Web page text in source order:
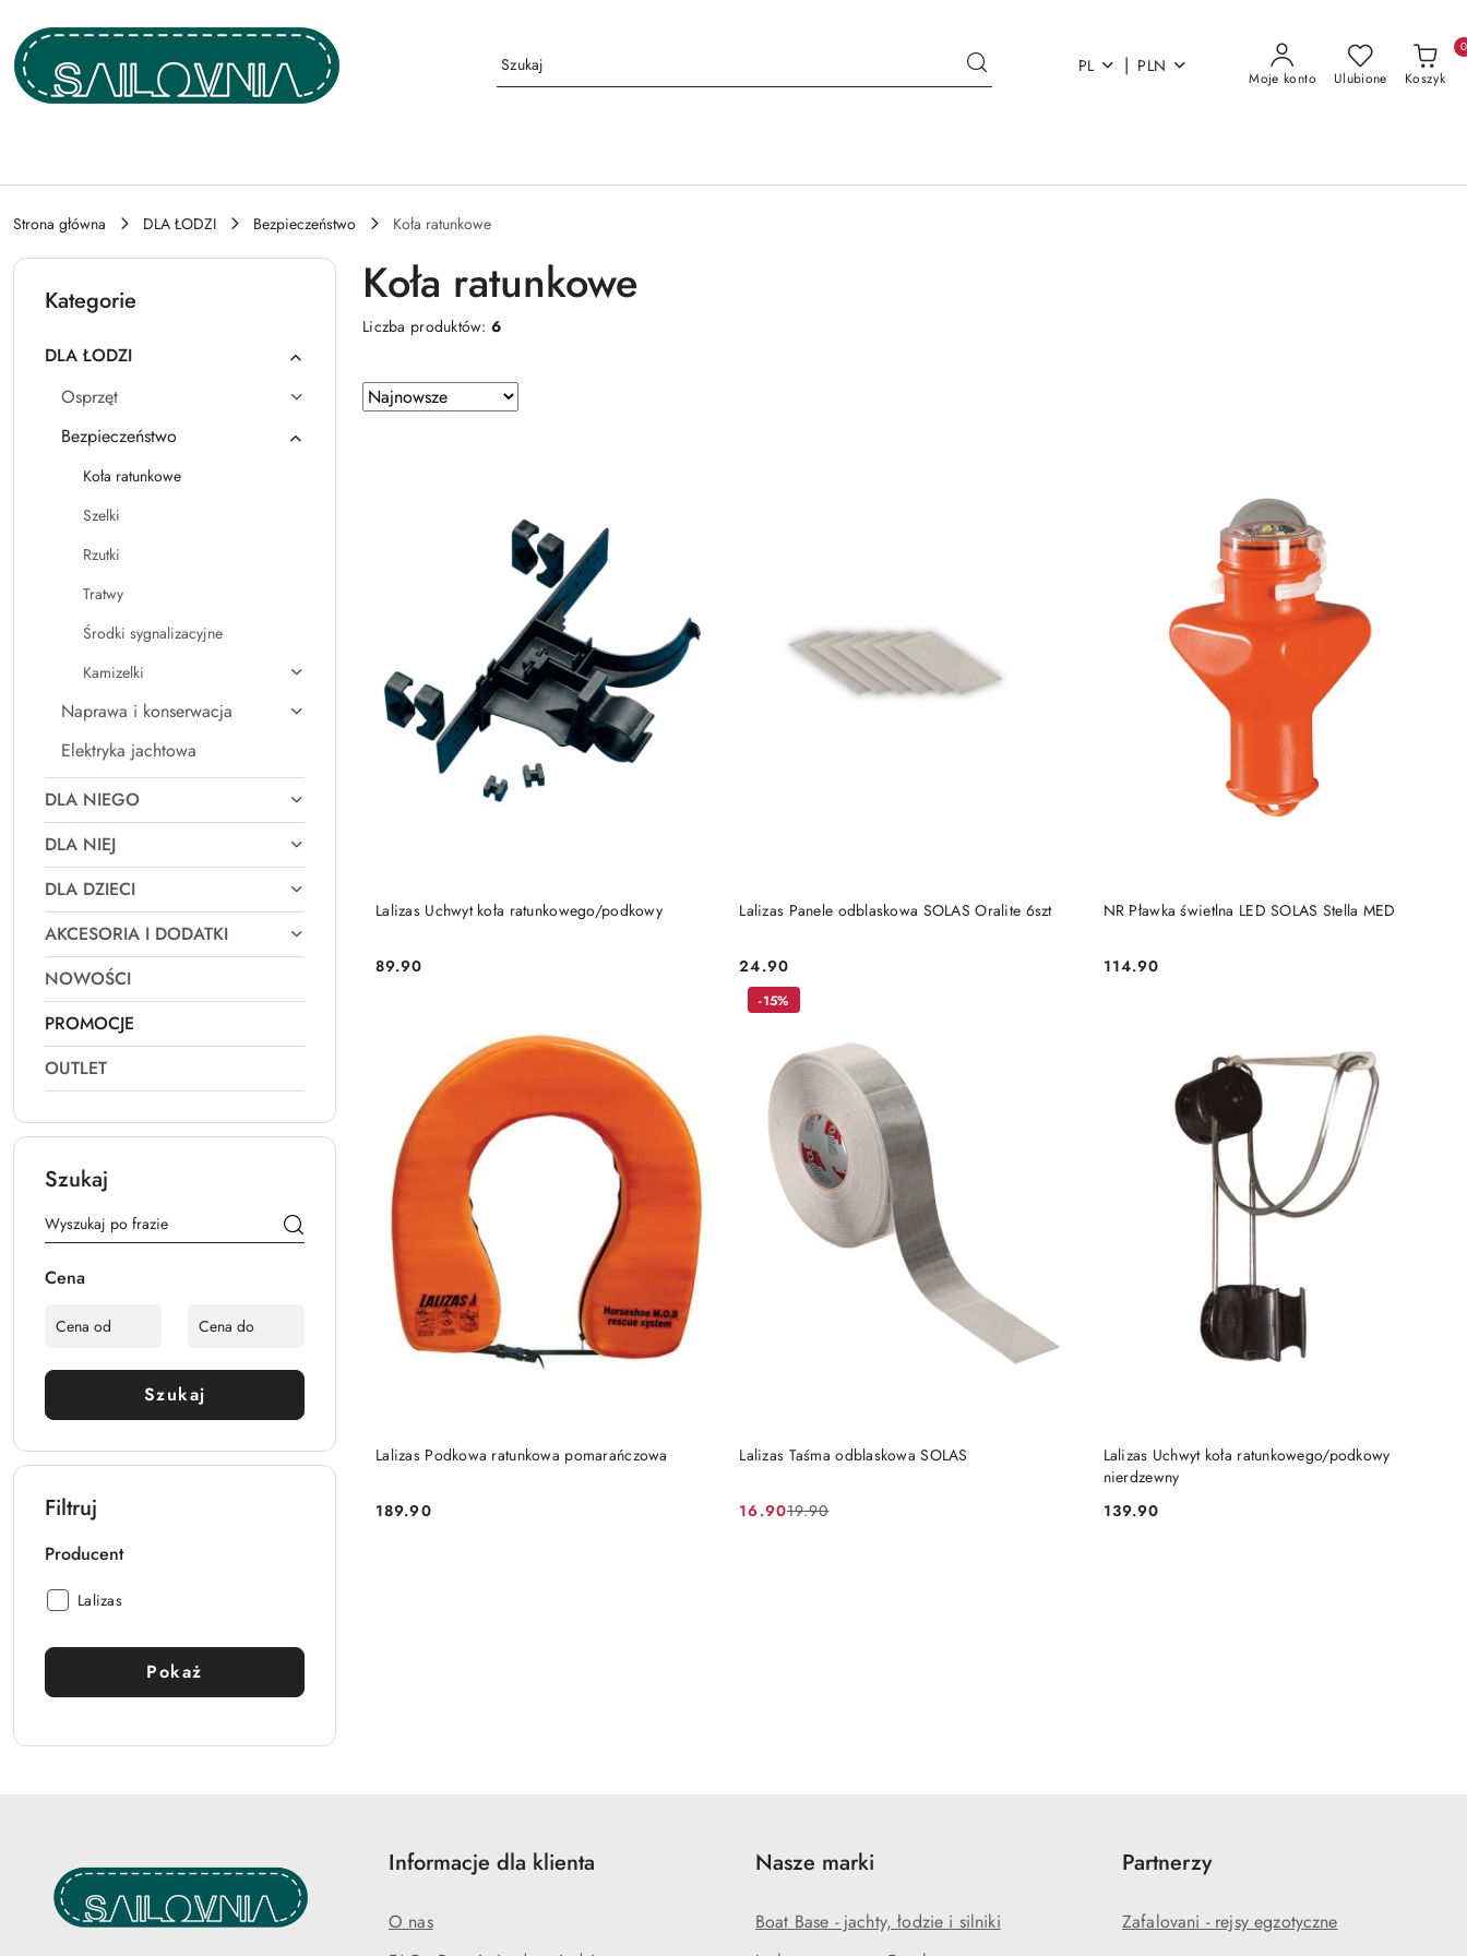
Przejdź do treści głównej
Przejdź do wyszukiwarki
Przejdź do moje konto
Przejdź do menu głównego
Przejdź do stopki
PL | PLN
Moje konto Ulubione Koszyk
0
Strona główna DLA ŁODZI Bezpieczeństwo Koła ratunkowe
Kategorie
DLA ŁODZI
Osprzęt
Bezpieczeństwo
Koła ratunkowe
Szelki
Rzutki
Tratwy
Środki sygnalizacyjne
Kamizelki
Naprawa i konserwacja
Elektryka jachtowa
DLA NIEGO
DLA NIEJ
DLA DZIECI
AKCESORIA I DODATKI
NOWOŚCI
PROMOCJE
OUTLET
Szukaj
Cena
Szukaj
Filtruj
Producent
Producent:
Lalizas
Pokaż
Koła ratunkowe
Liczba produktów:6
Zastosowano
sortowanie:
Sortuj
według
Lalizas Uchwyt koła ratunkowego/podkowy
Cena:
89.90
DO KOSZYKA Lalizas Panele odblaskowa SOLAS Oralite 6szt
Cena:
24.90
DO KOSZYKA NR Pławka świetlna LED SOLAS Stella MED
Cena:
114.90
DO KOSZYKA
Lalizas Podkowa ratunkowa pomarańczowa
Cena:
189.90
DO KOSZYKA Lalizas Taśma odblaskowa SOLAS
Cena
16.90
Cena
19.90
-15%
DO KOSZYKA
Lalizas Uchwyt koła ratunkowego/podkowy
nierdzewny
Cena:
139.90
PRODUKT NIEDOSTĘPNY
Informacje dla klienta
O nas
Nasze marki
Boat Base - jachty, łodzie i silniki
Partnerzy
Zafalovani - rejsy egzotyczne